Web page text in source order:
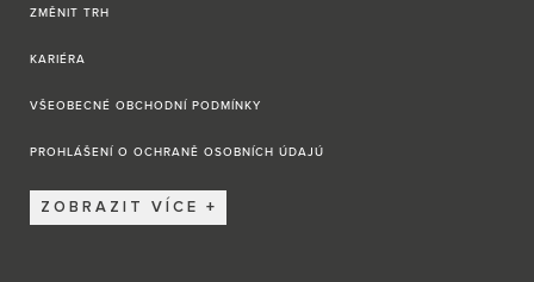
ZMĚNIT TRH
KARIÉRA
VŠEOBECNÉ OBCHODNÍ PODMÍNKY
PROHLÁŠENÍ O OCHRANĚ OSOBNÍCH ÚDAJÚ
ZOBRAZIT VÍCE